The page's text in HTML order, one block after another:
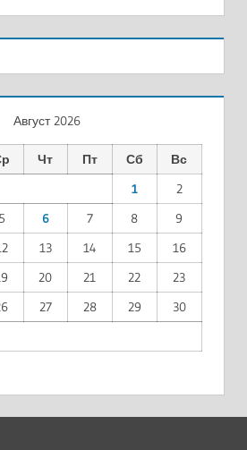
Август 2026
Чт Пт Сб
Вс
1
2
5 6 7 8
9
13 14 15
16
20 21 22
23
27 28 29
30